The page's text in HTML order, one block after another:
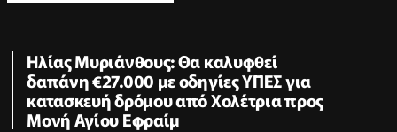
Ηλίας Μυριάνθους: Θα καλυφθεί
δαπάνη €27.000 με οδηγίες ΥΠΕΣ για
κατασκευή δρόμου από Χολέτρια προς
Μονή Αγίου Εφραίμ